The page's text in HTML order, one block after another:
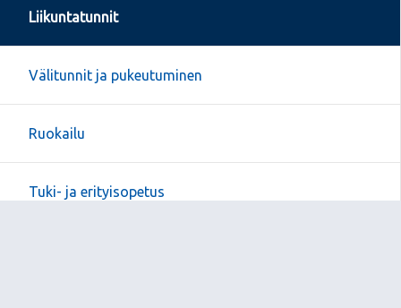
Liikuntatunnit
Välitunnit ja pukeutuminen
Ruokailu
Tuki- ja erityisopetus